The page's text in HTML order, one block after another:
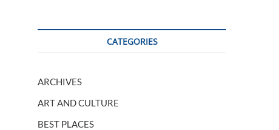
CATEGORIES
ARCHIVES
ART AND CULTURE
BEST PLACES